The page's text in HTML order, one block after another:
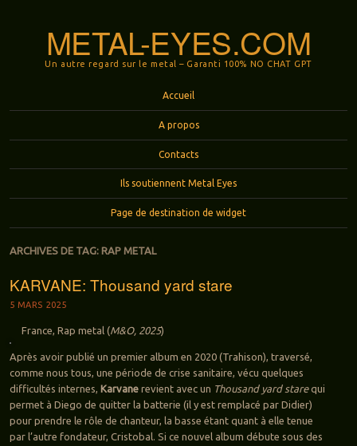
METAL-EYES.COM
Un autre regard sur le metal – Garanti 100% NO CHAT GPT
Accueil
A propos
Contacts
Ils soutiennent Metal Eyes
Page de destination de widget
ARCHIVES DE TAG: RAP METAL
KARVANE: Thousand yard stare
5 MARS 2025
France, Rap metal (M&O, 2025)
Après avoir publié un premier album en 2020 (Trahison), traversé,
comme nous tous, une période de crise sanitaire, vécu quelques
difficultés internes, Karvane revient avec un Thousand yard starequi
permet à Diego de quitter la batterie (il y est remplacé par Didier)
pour prendre le rôle de chanteur, la basse étant quant à elle tenue
par l’autre fondateur, Cristobal. Si ce nouvel album débute sous des